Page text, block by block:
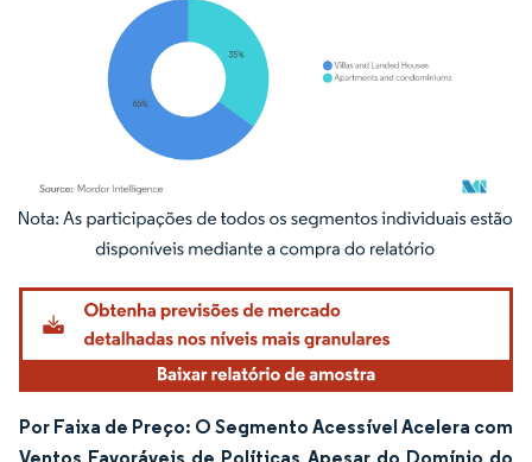
Imagem © Mordor Intelligence. O reuso requer atribuição conforme CC BY 4.0.
Por Faixa de Preço: O Segmento Acessível Acelera com
Ventos Favoráveis de Políticas Apesar do Domínio do